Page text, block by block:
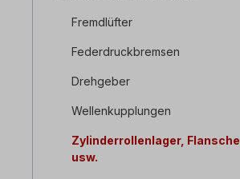
Fremdlüfter
Federdruckbremsen
Drehgeber
Wellenkupplungen
Zylinderrollenlager, Flansche,
usw.